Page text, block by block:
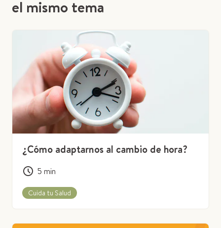
el mismo tema
¿Cómo adaptarnos al cambio de hora?
5 min
Cuida tu Salud